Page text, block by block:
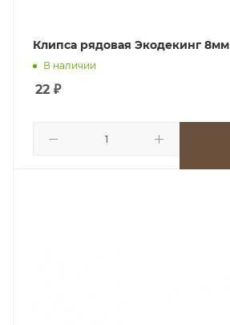
Клипса рядовая Экодекинг 8мм
В наличии
22 ₽